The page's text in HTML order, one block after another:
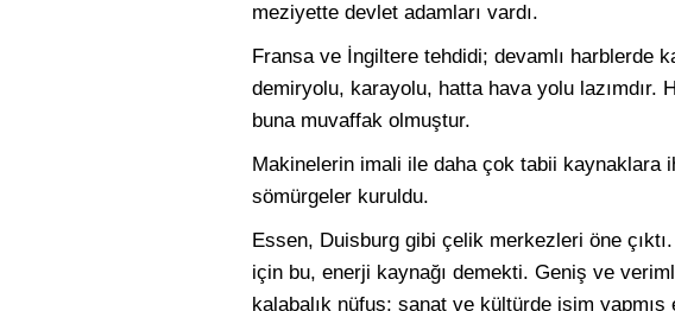
meziyette devlet adamları vardı.
Fransa ve İngiltere tehdidi; devamlı harblerde
demiryolu, karayolu, hatta hava yolu
buna muvaffak olmuştur.
Makinelerin imali ile daha çok tabii kaynaklara
sömürgeler kuruldu.
Essen, Duisburg gibi çelik merkezleri öne
için bu, enerji kaynağı demekti. Geniş ve
kalabalık nüfus; sanat ve kültürde isim yapmış